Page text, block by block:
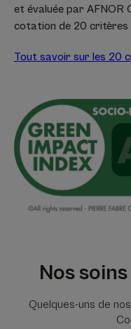
et évaluée par AFNOR
cotation de 20 critères
Tout savoir sur les 20
Nos
Quelques-uns de